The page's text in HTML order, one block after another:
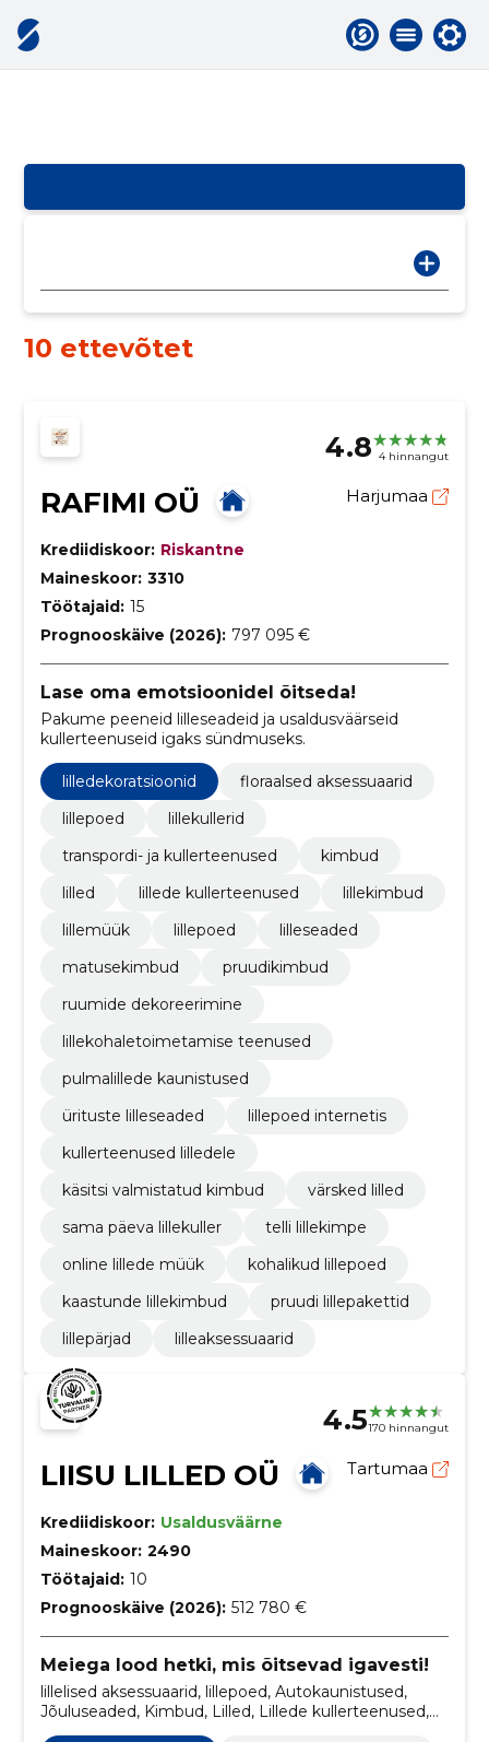
10 ettevõtet
4.8 4 hinnangut
RAFIMI OÜ Harjumaa
Krediidiskoor: Riskantne
Maineskoor: 3310
Töötajaid: 15
Prognooskäive (2026): 797 095 €
Lase oma emotsioonidel õitseda!
Pakume peeneid lilleseadeid ja usaldusväärseid
kullerteenuseid igaks sündmuseks.
lilledekoratsioonid
floraalsed aksessuaarid
lillepoed
lillekullerid
transpordi- ja kullerteenused
kimbud
lilled
lillede kullerteenused
lillekimbud
lillemüük
lillepoed
lilleseaded
matusekimbud
pruudikimbud
ruumide dekoreerimine
lillekohaletoimetamise teenused
pulmalillede kaunistused
ürituste lilleseaded
lillepoed internetis
kullerteenused lilledele
käsitsi valmistatud kimbud
värsked lilled
sama päeva lillekuller
telli lillekimpe
online lillede müük
kohalikud lillepoed
kaastunde lillekimbud
pruudi lillepakettid
lillepärjad
lilleaksessuaarid
4.5170 hinnangut
LIISU LILLED OÜ Tartumaa
Krediidiskoor: Usaldusväärne
Maineskoor: 2490
Töötajaid: 10
Prognooskäive (2026): 512 780 €
Meiega lood hetki, mis õitsevad igavesti!
lillelised aksessuaarid, lillepoed, Autokaunistused,
Jõuluseaded, Kimbud, Lilled, Lillede kullerteenused,